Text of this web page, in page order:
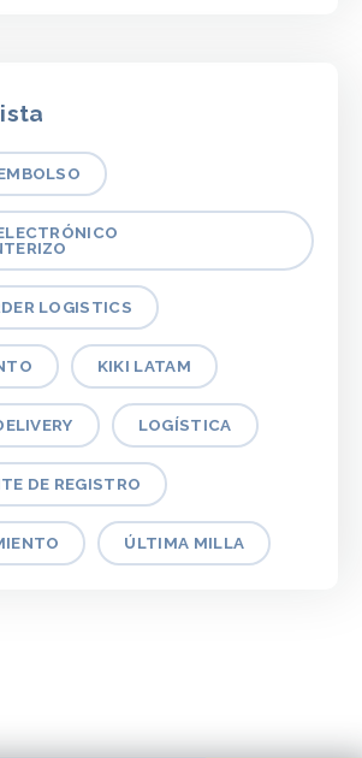
LOGISTICS
KIKI LATAM
LOGÍSTICA
DE REGISTRO
ÚLTIMA MILLA